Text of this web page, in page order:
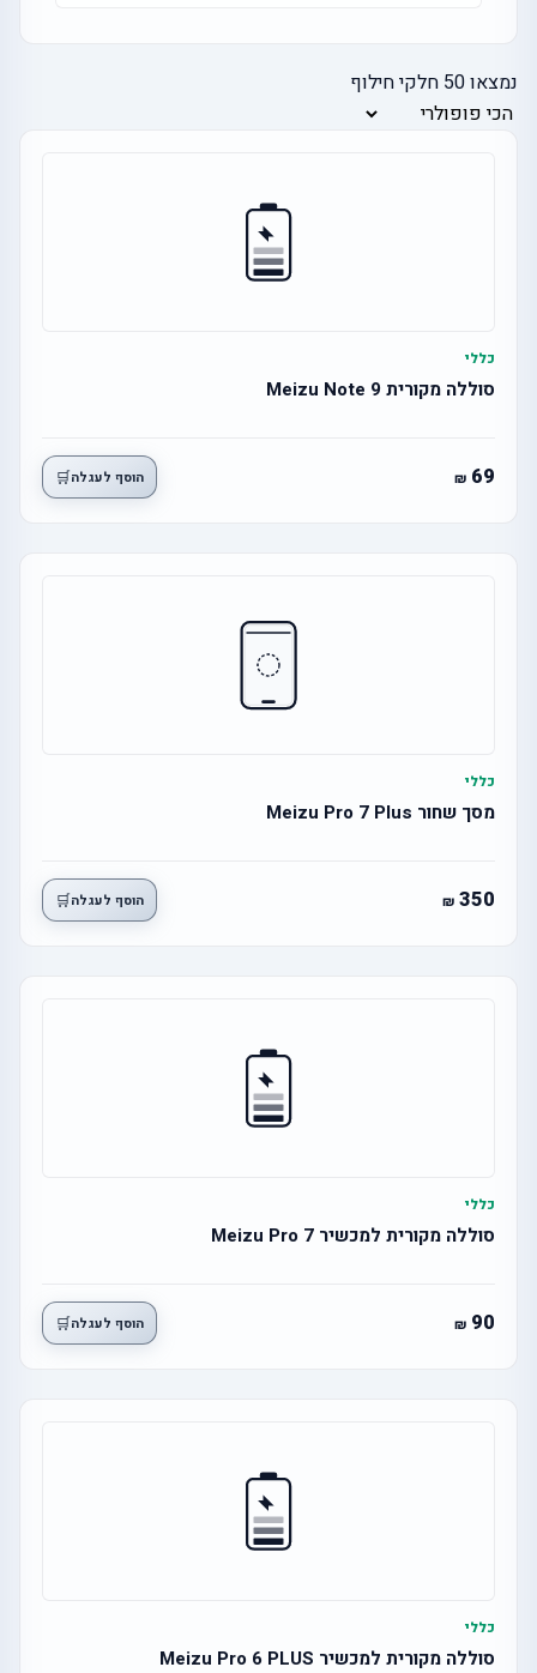
נמצאו50 חלקי חילוף
כללי
סוללה מקורית Meizu Note 9
69 הוסף לעגלה🛒
כללי
מסך שחור Meizu Pro 7 Plus
350 הוסף לעגלה🛒
כללי
סוללה מקורית למכשיר Meizu Pro 7
90 הוסף לעגלה🛒
כללי
סוללה מקורית למכשיר Meizu Pro 6 PLUS